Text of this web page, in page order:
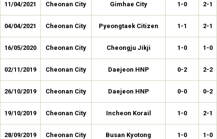
11/04/2021 Cheonan City Gimhae City 1-0 2-1
04/04/2021 Cheonan City Pyeongtaek Citizen 1-1 2-1
16/05/2020 Cheonan City Cheongju Jikji 1-0 1-0
02/11/2019 Cheonan City Daejeon HNP 0-2 2-2
26/10/2019 Cheonan City Daejeon HNP 0-0 0-2
19/10/2019 Cheonan City Incheon Korail 1-0 2-1
28/09/2019 Cheonan City Busan Kyotong 1-0 1-0